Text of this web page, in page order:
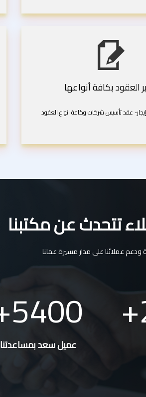
العقود بكافة أنواعها
عقد تأسيس شركات وكافة انواع العقود
تتحدث عن مكتبنا
عملائنا على مدار مسيرة عملنا
5400
عميل سعد بمساعدتنا